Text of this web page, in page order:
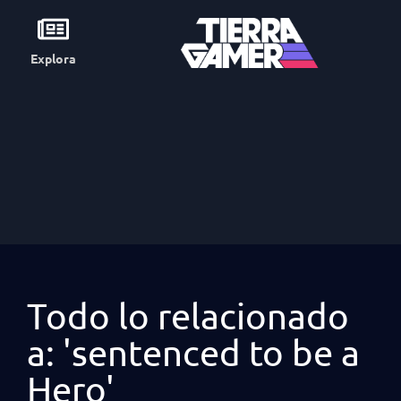
Explora
Todo lo relacionado
a: 'sentenced to be a
Hero'